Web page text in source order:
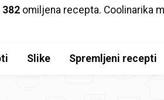
382 omiljena recepta. Coolinarika
Slike Spremljeni recepti